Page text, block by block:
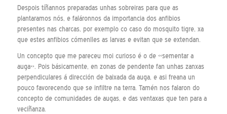
Despois tíñannos preparadas unhas sobreiras para que as
plantaramos nós, e faláronnos da importancia dos anfibios
presentes nas charcas, por exemplo co caso do mosquito tigre, xa
que estes anfibios cómenlles as larvas e evitan que se extendan.
Un concepto que me pareceu moi curioso é o de «sementar a
auga». Pois básicamente, en zonas de pendente fan unhas zanxas
perpendiculares á dirección de baixada da auga, e asi freana un
pouco favorecendo que se infiltre na terra. Tamén nos falaron do
concepto de comunidades de augas, e das ventaxas que ten para a
veciñanza.